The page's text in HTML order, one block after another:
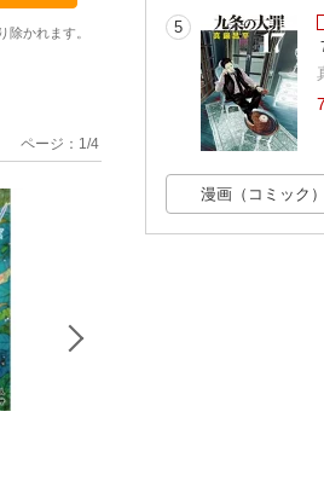
かれます。
ページ： 1 /4
5
漫画（コミック